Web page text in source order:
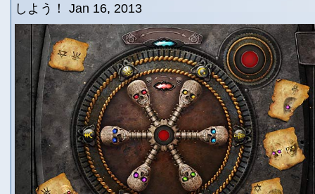
しよう！ Jan 16, 2013